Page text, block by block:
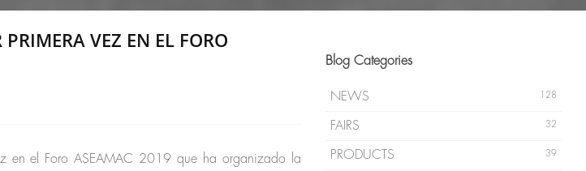
VEZ EN EL FORO
en el Foro ASEAMAC 2019 que ha organizado la
Blog Categories
128
NEWS
32
FAIRS
39
PRODUCTS